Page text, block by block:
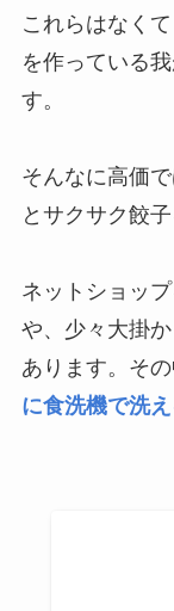
これらはなく
を作っている
す。
そんなに高価
とサクサク餃
ネットショッ
や、少々大掛
あります。その
に食洗機で洗